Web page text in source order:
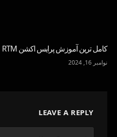
کامل ترین آموزش پرایس اکشن RTM
نوامبر 16, 2024
LEAVE A REPLY